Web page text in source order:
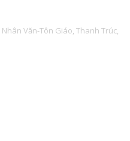
Nhân Văn-Tôn Giáo, Thanh Trúc,